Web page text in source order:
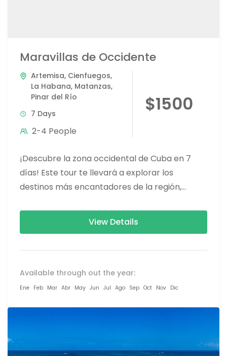
Maravillas de Occidente
Artemisa, Cienfuegos,
La Habana, Matanzas,
Pinar del Río
7 Days
2-4 People
$1500
¡Descubre la zona occidental de Cuba en 7
días! Este tour te llevará a explorar los
destinos más encantadores de la región,
View Details
Available through out the year:
Ene Feb Mar Abr May Jun Jul Ago Sep Oct Nov Dic